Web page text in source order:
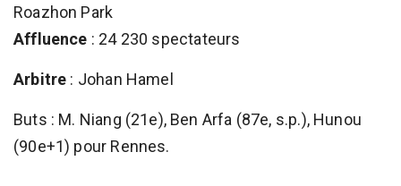
Roazhon Park
Affluence : 24 230 spectateurs
Arbitre : Johan Hamel
Buts : M. Niang (21e), Ben Arfa (87e, s.p.), Hunou
(90e+1) pour Rennes.